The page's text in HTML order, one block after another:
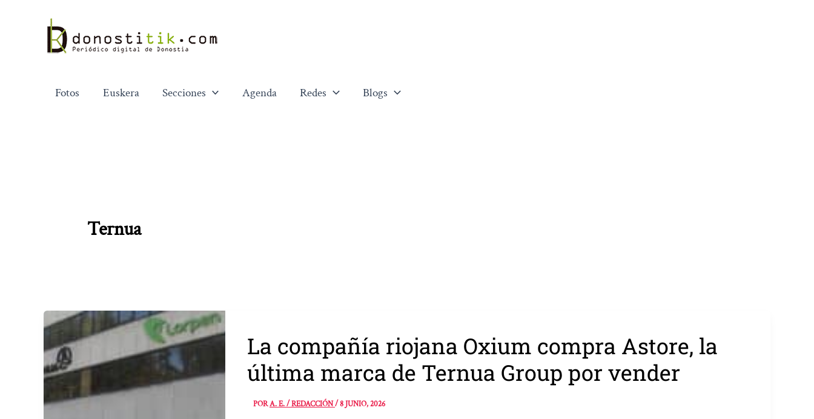
contenido
Fotos Euskera Secciones Agenda Redes Blogs
Ternua
La compañía riojana Oxium compra Astore, la
última marca de Ternua Group por vender
PORA. E. / REDACCIÓN/8 JUNIO, 2026